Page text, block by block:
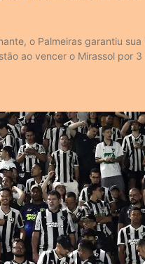
o Palmeiras garantiu
ao vencer o Mirassol por 3